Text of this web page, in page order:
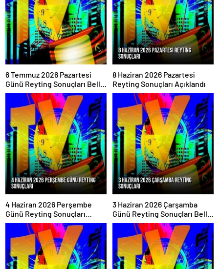
6 Temmuz 2026 Pazartesi
Günü Reyting Sonuçları Belli
Oldu
8 Haziran 2026 Pazartesi
Reyting Sonuçları Açıklandı
4 Haziran 2026 Perşembe
Günü Reyting Sonuçları
Açıklandı
3 Haziran 2026 Çarşamba
Günü Reyting Sonuçları Belli
Oldu